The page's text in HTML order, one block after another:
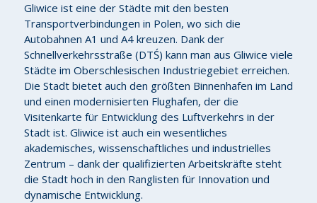
Gliwice ist eine der Städte mit den besten
Transportverbindungen in Polen, wo sich die
Autobahnen A1 und A4 kreuzen. Dank der
Schnellverkehrsstraße (DTŚ) kann man aus Gliwice viele
Städte im Oberschlesischen Industriegebiet erreichen.
Die Stadt bietet auch den größten Binnenhafen im Land
und einen modernisierten Flughafen, der die
Visitenkarte für Entwicklung des Luftverkehrs in der
Stadt ist. Gliwice ist auch ein wesentliches
akademisches, wissenschaftliches und industrielles
Zentrum – dank der qualifizierten Arbeitskräfte steht
die Stadt hoch in den Ranglisten für Innovation und
dynamische Entwicklung.